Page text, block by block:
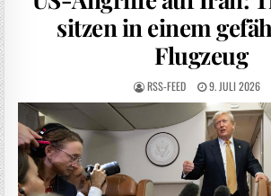
sitzen in einem
Flugzeug
RSS-FEED 9. JULI 2026